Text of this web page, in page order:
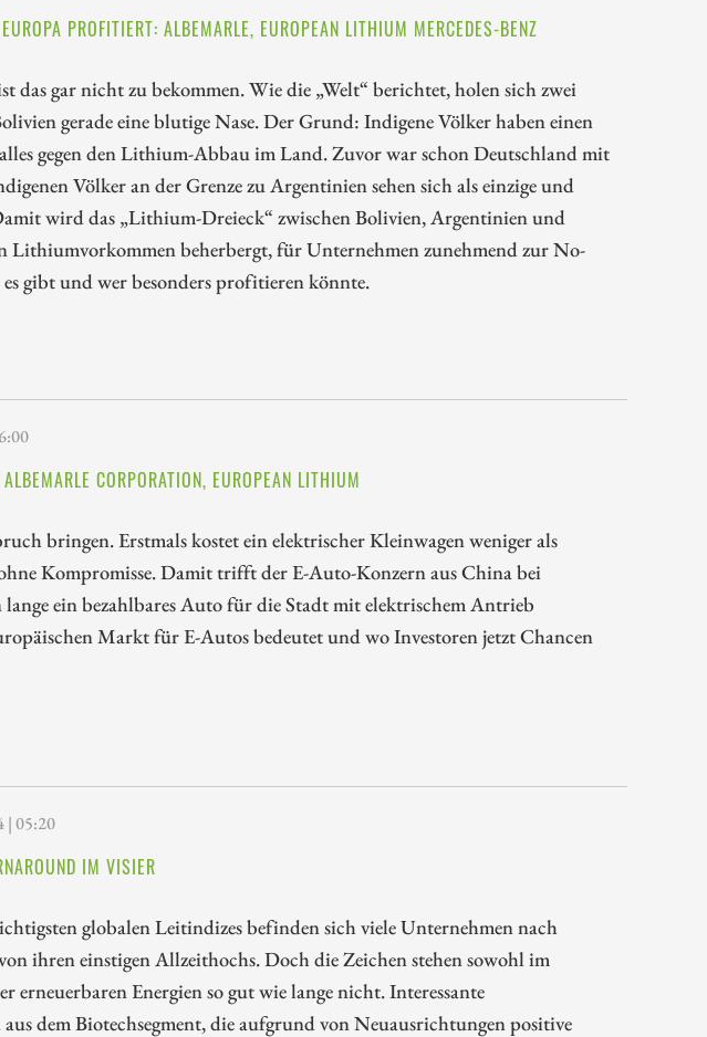
PROFITIERT: ALBEMARLE, EUROPEAN LITHIUM MERCEDES-BENZ
gar nicht zu bekommen. Wie die „Welt“ berichtet, holen sich zwei
gerade eine blutige Nase. Der Grund: Indigene Völker haben einen
gegen den Lithium-Abbau im Land. Zuvor war schon Deutschland mit
Völker an der Grenze zu Argentinien sehen sich als einzige und
wird das „Lithium-Dreieck“ zwischen Bolivien, Argentinien und
Lithiumvorkommen beherbergt, für Unternehmen zunehmend zur No-
gibt und wer besonders profitieren könnte.
CORPORATION, EUROPEAN LITHIUM
bringen. Erstmals kostet ein elektrischer Kleinwagen weniger als
Kompromisse. Damit trifft der E-Auto-Konzern aus China bei
ein bezahlbares Auto für die Stadt mit elektrischem Antrieb
Markt für E-Autos bedeutet und wo Investoren jetzt Chancen
| 05:20
IM VISIER
globalen Leitindizes befinden sich viele Unternehmen nach
ihren einstigen Allzeithochs. Doch die Zeichen stehen sowohl im
erneuerbaren Energien so gut wie lange nicht. Interessante
dem Biotechsegment, die aufgrund von Neuausrichtungen positive